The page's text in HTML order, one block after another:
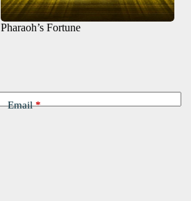
Pharaoh’s Fortune
Email*